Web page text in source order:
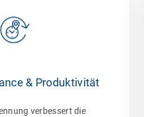
& Produktivität
verbessert die